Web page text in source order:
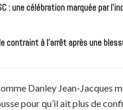
: une célébration marquée par
contraint à l’arrêt après une
Danley Jean-Jacques
pour qu’il ait plus de